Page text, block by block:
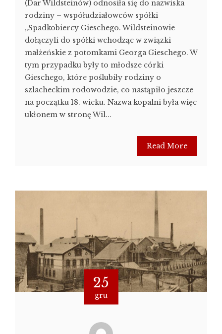
(Dar Wildsteinów) odnosiła się do nazwiska
rodziny – współudziałowców spółki
„Spadkobiercy Gieschego. Wildsteinowie
dołączyli do spółki wchodząc w związki
małżeńskie z potomkami Georga Gieschego. W
tym przypadku były to młodsze córki
Gieschego, które poślubiły rodziny o
szlacheckim rodowodzie, co nastąpiło jeszcze
na początku 18. wieku. Nazwa kopalni była więc
ukłonem w stronę Wil...
Read More
25
gru